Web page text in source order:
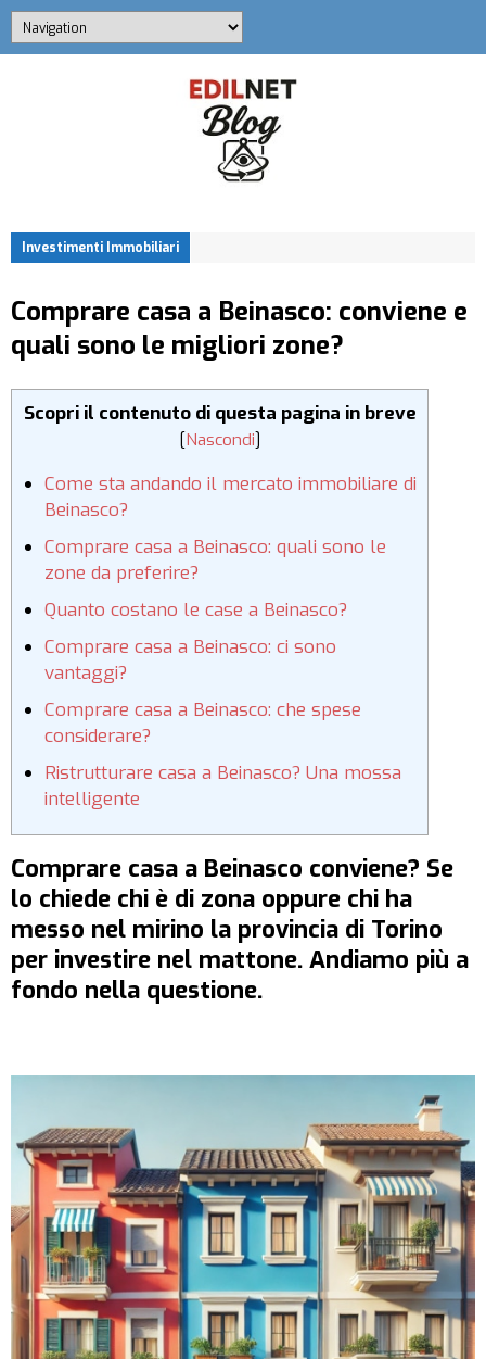
Investimenti Immobiliari
Comprare casa a Beinasco: conviene e
quali sono le migliori zone?
Scopri il contenuto di questa pagina in breve
[Nascondi]
Come sta andando il mercato immobiliare di
Beinasco?
Comprare casa a Beinasco: quali sono le
zone da preferire?
Quanto costano le case a Beinasco?
Comprare casa a Beinasco: ci sono
vantaggi?
Comprare casa a Beinasco: che spese
considerare?
Ristrutturare casa a Beinasco? Una mossa
intelligente
Comprare casa a Beinasco conviene? Se
lo chiede chi è di zona oppure chi ha
messo nel mirino la provincia di Torino
per investire nel mattone. Andiamo più a
fondo nella questione.